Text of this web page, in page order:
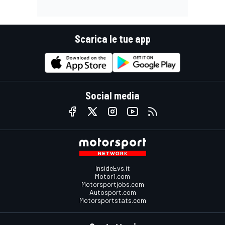
Scarica le tue app
Social media
InsideEvs.it
Motor1.com
Motorsportjobs.com
Autosport.com
Motorsportstats.com